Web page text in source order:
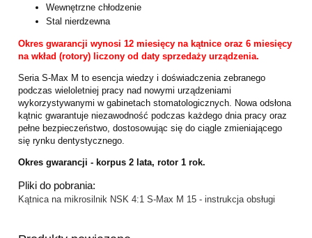
Wewnętrzne chłodzenie
Stal nierdzewna
Okres gwarancji wynosi 12 miesięcy na kątnice oraz 6 miesięcy
na wkład (rotory) liczony od daty sprzedaży urządzenia.
Seria S-Max M to esencja wiedzy i doświadczenia zebranego
podczas wieloletniej pracy nad nowymi urządzeniami
wykorzystywanymi w gabinetach stomatologicznych. Nowa odsłona
kątnic gwarantuje niezawodność podczas każdego dnia pracy oraz
pełne bezpieczeństwo, dostosowując się do ciągle zmieniającego
się rynku dentystycznego.
Okres gwarancji - korpus 2 lata, rotor 1 rok.
Pliki do pobrania:
Kątnica na mikrosilnik NSK 4:1 S-Max M 15 - instrukcja obsługi